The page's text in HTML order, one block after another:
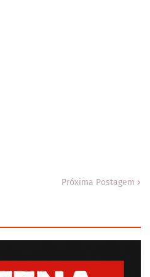
Próxima Postagem